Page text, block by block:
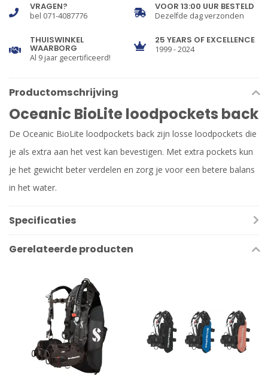
VRAGEN?
bel 071-4087776
VOOR 13:00 UUR BESTELD
Dezelfde dag verzonden
THUISWINKEL
WAARBORG
Al 9 jaar gecertificeerd!
25 YEARS OF EXCELLENCE
1999 - 2024
Productomschrijving
Oceanic BioLite loodpockets back
De Oceanic BioLite loodpockets back zijn losse loodpockets die
je als extra aan het vest kan bevestigen. Met extra pockets kun
je het gewicht beter verdelen en zorg je voor een betere balans
in het water.
Specificaties
Gerelateerde producten